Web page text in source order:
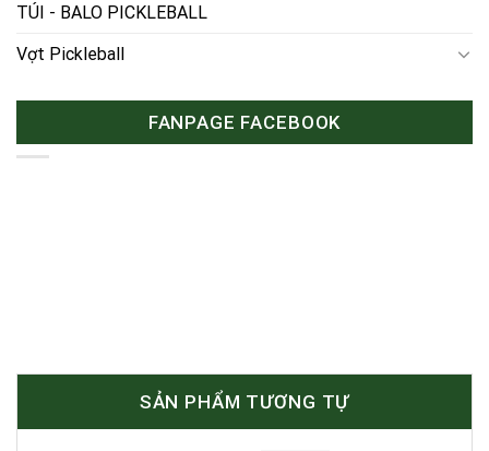
TÚI - BALO PICKLEBALL
Vợt Pickleball
FANPAGE FACEBOOK
SẢN PHẨM TƯƠNG TỰ